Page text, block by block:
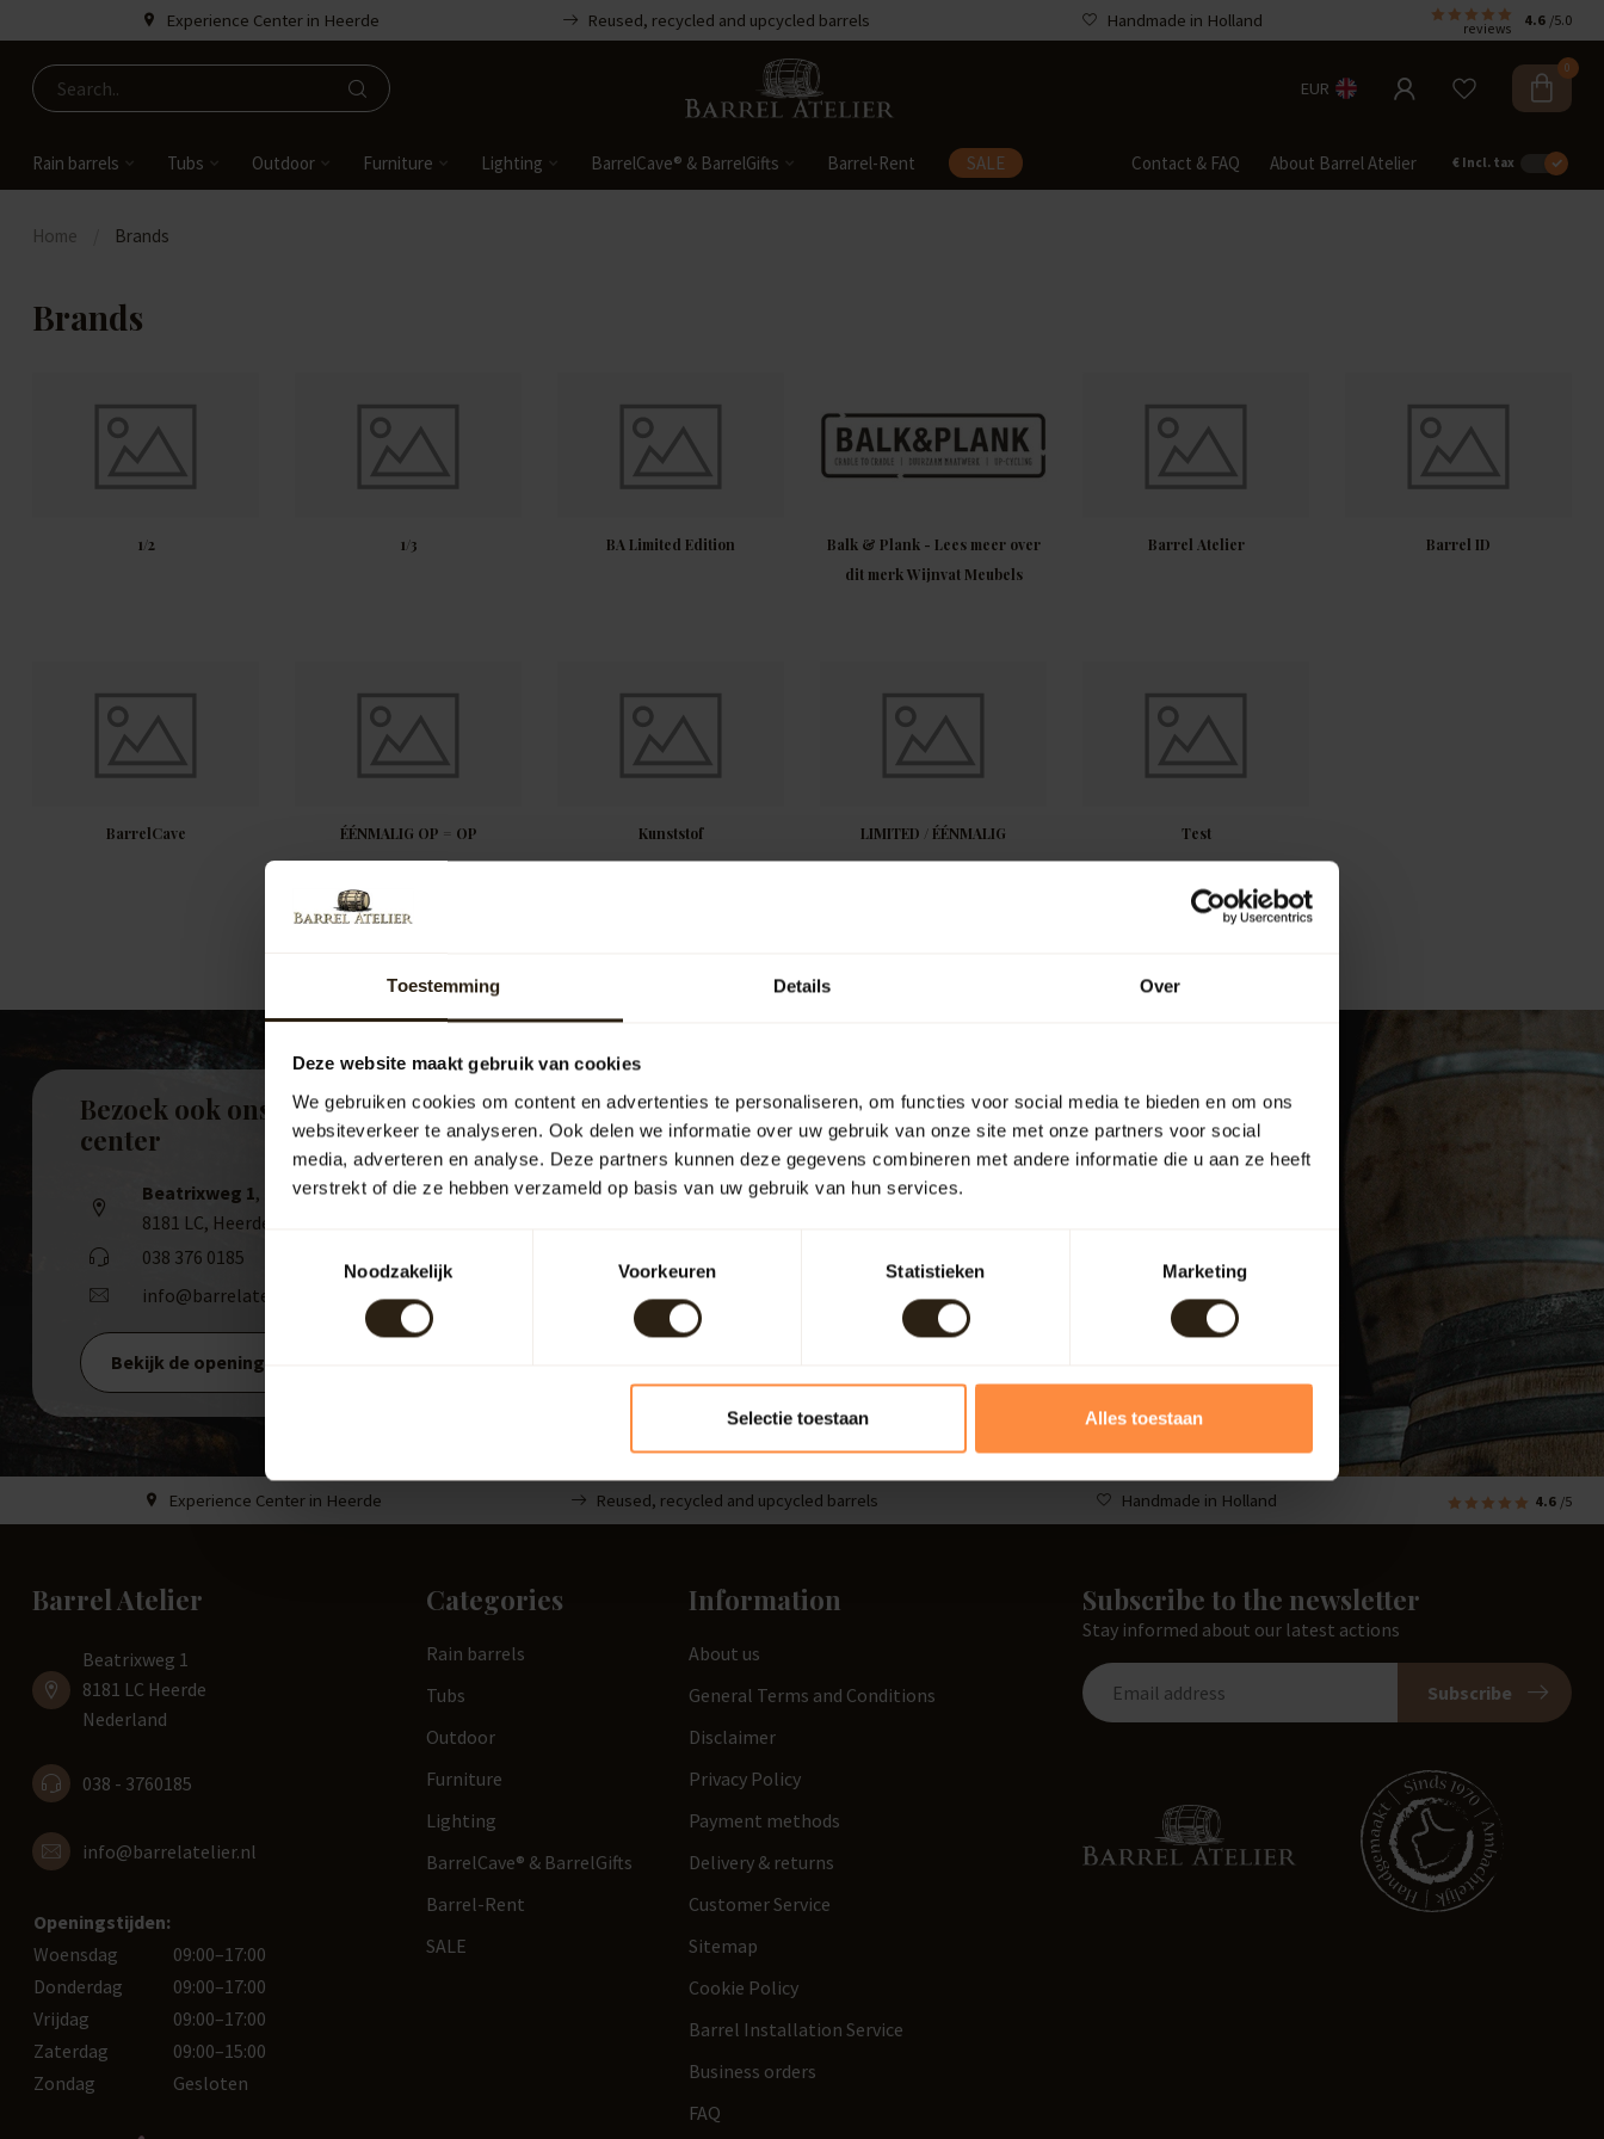
Toestemming Details Over
Deze website maakt gebruik van cookies
We gebruiken cookies om content en advertenties te personaliseren, om functies voor social media te bieden en om ons
websiteverkeer te analyseren. Ook delen we informatie over uw gebruik van onze site met onze partners voor social
media, adverteren en analyse. Deze partners kunnen deze gegevens combineren met andere informatie die u aan ze heeft
verstrekt of die ze hebben verzameld op basis van uw gebruik van hun services.
Noodzakelijk
Voorkeuren Statistieken Marketing
Selectie toestaan Alles toestaan
Experience Center in Heerde Reused, recycled and upcycled barrels Handmade in Holland reviews 4.6 /5.0
EUR
0
Rain barrels Tubs Outdoor Furniture Lighting BarrelCave® & BarrelGifts Barrel-Rent SALE Contact & FAQ About Barrel Atelier € Incl. tax
Home Brands
Brands
1/2 1/3 BA Limited Edition
Balk & Plank - Lees meer over
dit merk Wijnvat Meubels
Barrel Atelier Barrel ID
BarrelCave ÉÉNMALIG OP = OP Kunststof LIMITED / ÉÉNMALIG Test
Bezoek ook ons experience
center
Beatrixweg 1,
8181 LC, Heerde
038 376 0185
info@barrelatelier.nl
Bekijk de openingstijden
Experience Center in Heerde Reused, recycled and upcycled barrels Handmade in Holland 4.6 /5
Barrel Atelier
Beatrixweg 1
8181 LC Heerde
Nederland
038 - 3760185
info@barrelatelier.nl
Openingstijden:
Woensdag
09:00–17:00
Donderdag
09:00–17:00
Vrijdag
09:00–17:00
Zaterdag
09:00–15:00
Zondag
Gesloten
Categories
Rain barrels
Tubs
Outdoor
Furniture
Lighting
BarrelCave® & BarrelGifts
Barrel-Rent
SALE
Information
About us
General Terms and Conditions
Disclaimer
Privacy Policy
Payment methods
Delivery & returns
Customer Service
Sitemap
Cookie Policy
Barrel Installation Service
Business orders
FAQ
Subscribe to the newsletter
Stay informed about our latest actions
Subscribe